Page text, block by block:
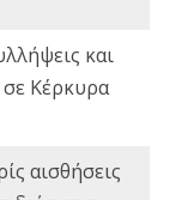
και
Κέρκυρα
αισθήσεις